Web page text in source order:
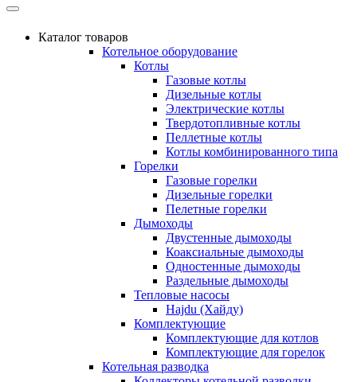
Каталог товаров
Котельное оборудование
Котлы
Газовые котлы
Дизельные котлы
Электрические котлы
Твердотопливные котлы
Пеллетные котлы
Котлы комбинированного типа
Горелки
Газовые горелки
Дизельные горелки
Пелетные горелки
Дымоходы
Двустенные дымоходы
Коаксиальные дымоходы
Одностенные дымоходы
Раздельные дымоходы
Тепловые насосы
Hajdu (Хайду)
Комплектующие
Комплектующие для котлов
Комплектующие для горелок
Котельная разводка